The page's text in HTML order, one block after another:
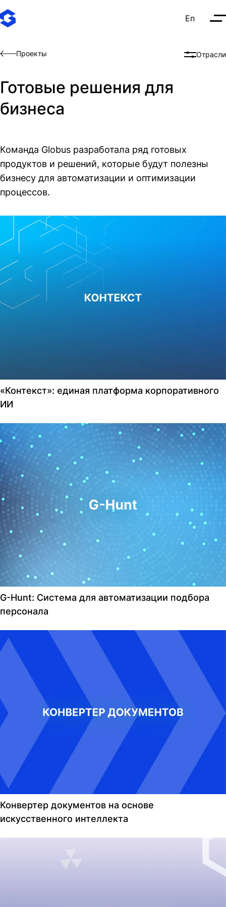
En
Проекты Отрасли
Готовые решения для
бизнеса
Команда Globus разработала ряд готовых
продуктов и решений, которые будут полезны
бизнесу для автоматизации и оптимизации
процессов.
«Контекст»: единая платформа корпоративного
ИИ
G-Hunt: Система для автоматизации подбора
персонала
Конвертер документов на основе
искусственного интеллекта